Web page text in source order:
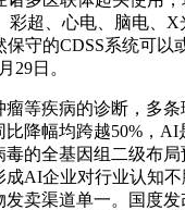
超、心电、脑电、
守的CDSS系统可以
29日。
等疾病的诊断，多条
比降幅均跨越50%，
的全基因组二级布局
成AI企业对行业认知
卖渠道单一。国度